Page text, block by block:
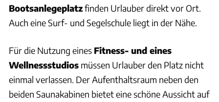
Bootsanlegeplatzfinden Urlauber direkt vor Ort.
Auch eine Surf- und Segelschule liegt in der Nähe.
Für die Nutzung eines Fitness- und eines
Wellnessstudios müssen Urlauber den Platz nicht
einmal verlassen. Der Aufenthaltsraum neben den
beiden Saunakabinen bietet eine schöne Aussicht auf